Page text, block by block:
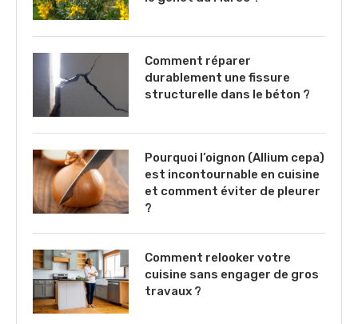
Comment réparer
durablement une fissure
structurelle dans le béton ?
Pourquoi l’oignon (Allium cepa)
est incontournable en cuisine
et comment éviter de pleurer
?
Comment relooker votre
cuisine sans engager de gros
travaux ?